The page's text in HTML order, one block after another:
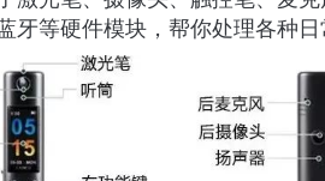
牙等硬件模块，帮你处理各种